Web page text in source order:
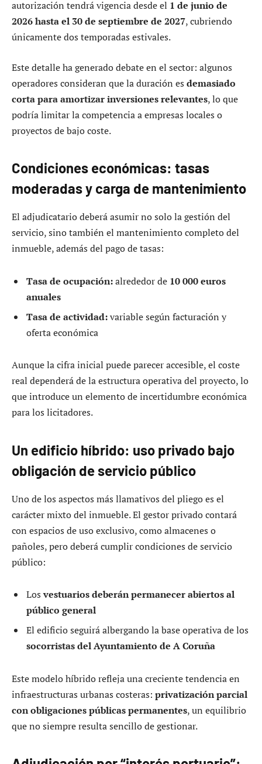
autorización tendrá vigencia desde el 1 de junio de
2026 hasta el 30 de septiembre de 2027, cubriendo
únicamente dos temporadas estivales.
Este detalle ha generado debate en el sector: algunos
operadores consideran que la duración es demasiado
corta para amortizar inversiones relevantes, lo que
podría limitar la competencia a empresas locales o
proyectos de bajo coste.
Condiciones económicas: tasas
moderadas y carga de mantenimiento
El adjudicatario deberá asumir no solo la gestión del
servicio, sino también el mantenimiento completo del
inmueble, además del pago de tasas:
Tasa de ocupación:alrededor de 10 000 euros
anuales
Tasa de actividad:variable según facturación y
oferta económica
Aunque la cifra inicial puede parecer accesible, el coste
real dependerá de la estructura operativa del proyecto, lo
que introduce un elemento de incertidumbre económica
para los licitadores.
Un edificio híbrido: uso privado bajo
obligación de servicio público
Uno de los aspectos más llamativos del pliego es el
carácter mixto del inmueble. El gestor privado contará
con espacios de uso exclusivo, como almacenes o
pañoles, pero deberá cumplir condiciones de servicio
público:
Losvestuarios deberán permanecer abiertos al
público general
El edificio seguirá albergando la base operativa de los
socorristas del Ayuntamiento de A Coruña
Este modelo híbrido refleja una creciente tendencia en
infraestructuras urbanas costeras: privatización parcial
con obligaciones públicas permanentes, un equilibrio
que no siempre resulta sencillo de gestionar.